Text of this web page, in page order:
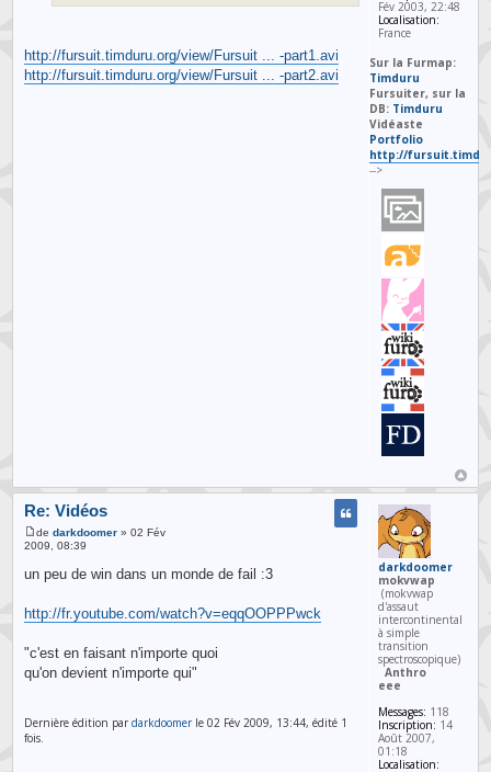
http://fursuit.timduru.org/view/Fursuit ... -part1.avi
http://fursuit.timduru.org/view/Fursuit ... -part2.avi
Fév 2003, 22:48
Localisation:
France
Sur la Furmap:
Timduru
Fursuiter, sur la
DB: Timduru
Vidéaste
Portfolio
http://
-->
Re: Vidéos
dedarkdoomer » 02 Fév
2009, 08:39
un peu de win dans un monde de fail :3
http://fr.youtube.com/watch?v=eqqOOPPPwck
"c'est en faisant n'importe quoi
qu'on devient n'importe qui"
Dernière édition pardarkdoomerle 02 Fév 2009, 13:44, édité 1
fois.
darkdoomer
mokvwap
(mokvwap
d'assaut
intercontinental
à simple
transition
spectroscopique)
Anthro
eee
Messages: 118
Inscription: 14
Août 2007,
01:18
Localisation: